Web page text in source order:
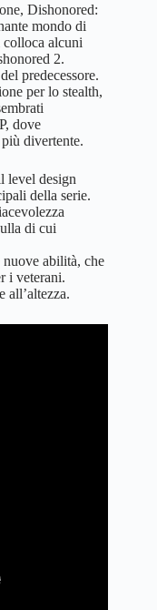
Dishonored:
mondo di
colloca alcuni
2.
predecessore.
per lo stealth,
dove
divertente.
level design
della serie.
di cui
abilità, che
i veterani.
all’altezza.